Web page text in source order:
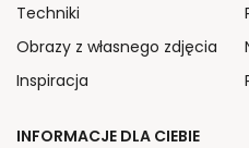
Techniki
Obrazy z własnego zdjęcia
Inspiracja
INFORMACJE DLA CIEBIE